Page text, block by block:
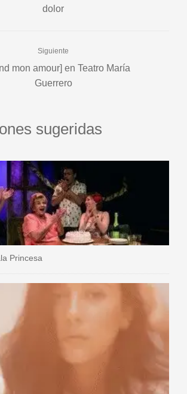
dolor
Siguiente
mon amour] en Teatro María
Guerrero
sugeridas
Princesa